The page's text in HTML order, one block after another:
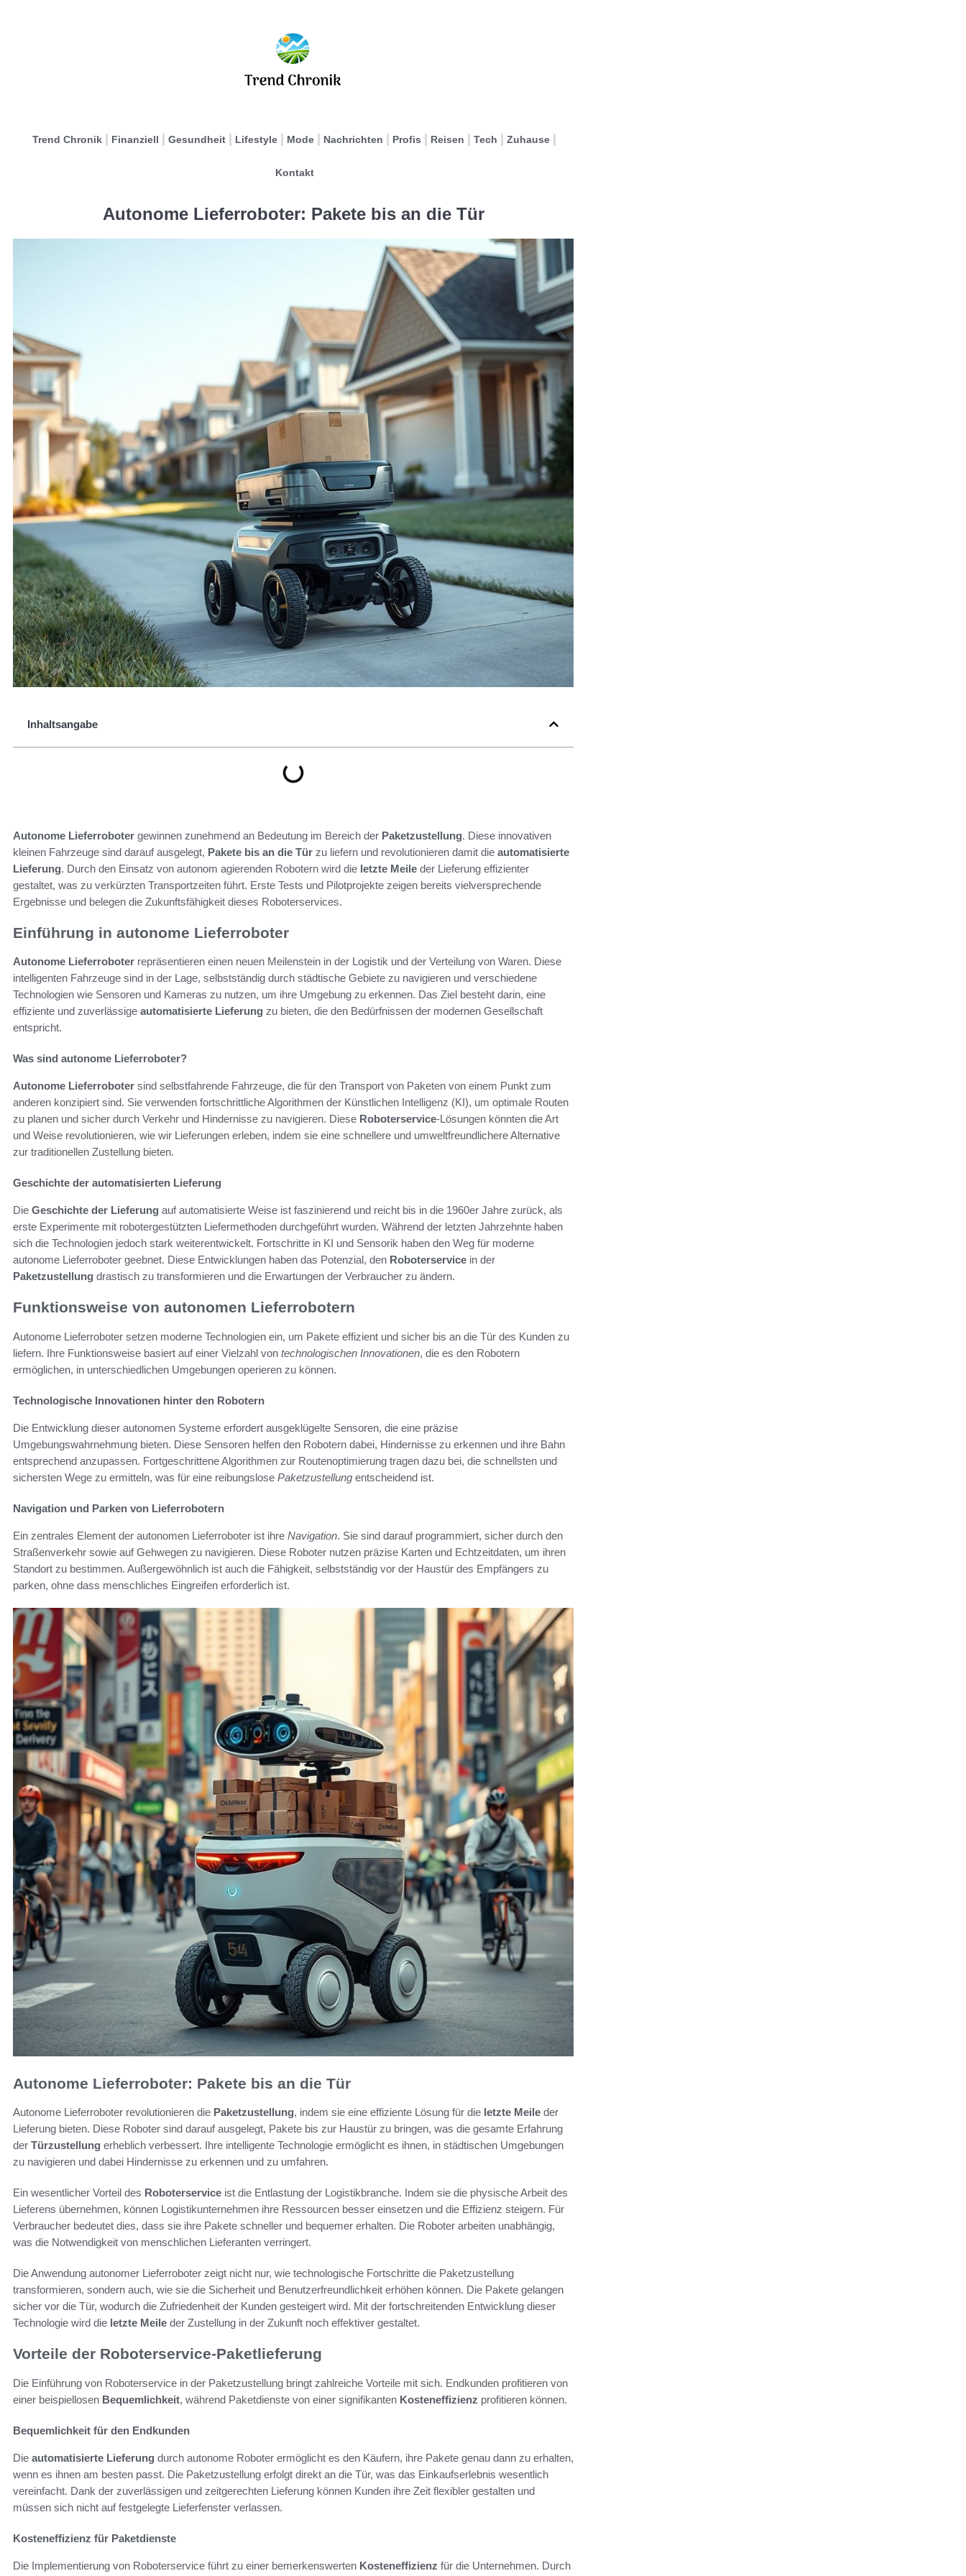
Trend Chronik Finanziell Gesundheit Lifestyle Mode Nachrichten Profis Reisen Tech Zuhause
Kontakt
Autonome Lieferroboter: Pakete bis an die Tür
Inhaltsangabe
Autonome Lieferroboter gewinnen zunehmend an Bedeutung im Bereich der Paketzustellung. Diese innovativen
kleinen Fahrzeuge sind darauf ausgelegt, Pakete bis an die Tür zu liefern und revolutionieren damit die automatisierte
Lieferung. Durch den Einsatz von autonom agierenden Robotern wird die letzte Meile der Lieferung effizienter
gestaltet, was zu verkürzten Transportzeiten führt. Erste Tests und Pilotprojekte zeigen bereits vielversprechende
Ergebnisse und belegen die Zukunftsfähigkeit dieses Roboterservices.
Einführung in autonome Lieferroboter
Autonome Lieferroboter repräsentieren einen neuen Meilenstein in der Logistik und der Verteilung von Waren. Diese
intelligenten Fahrzeuge sind in der Lage, selbstständig durch städtische Gebiete zu navigieren und verschiedene
Technologien wie Sensoren und Kameras zu nutzen, um ihre Umgebung zu erkennen. Das Ziel besteht darin, eine
effiziente und zuverlässige automatisierte Lieferung zu bieten, die den Bedürfnissen der modernen Gesellschaft
entspricht.
Was sind autonome Lieferroboter?
Autonome Lieferroboter sind selbstfahrende Fahrzeuge, die für den Transport von Paketen von einem Punkt zum
anderen konzipiert sind. Sie verwenden fortschrittliche Algorithmen der Künstlichen Intelligenz (KI), um optimale Routen
zu planen und sicher durch Verkehr und Hindernisse zu navigieren. Diese Roboterservice-Lösungen könnten die Art
und Weise revolutionieren, wie wir Lieferungen erleben, indem sie eine schnellere und umweltfreundlichere Alternative
zur traditionellen Zustellung bieten.
Geschichte der automatisierten Lieferung
Die Geschichte der Lieferung auf automatisierte Weise ist faszinierend und reicht bis in die 1960er Jahre zurück, als
erste Experimente mit robotergestützten Liefermethoden durchgeführt wurden. Während der letzten Jahrzehnte haben
sich die Technologien jedoch stark weiterentwickelt. Fortschritte in KI und Sensorik haben den Weg für moderne
autonome Lieferroboter geebnet. Diese Entwicklungen haben das Potenzial, den Roboterservice in der
Paketzustellung drastisch zu transformieren und die Erwartungen der Verbraucher zu ändern.
Funktionsweise von autonomen Lieferrobotern
Autonome Lieferroboter setzen moderne Technologien ein, um Pakete effizient und sicher bis an die Tür des Kunden zu
liefern. Ihre Funktionsweise basiert auf einer Vielzahl von technologischen Innovationen, die es den Robotern
ermöglichen, in unterschiedlichen Umgebungen operieren zu können.
Technologische Innovationen hinter den Robotern
Die Entwicklung dieser autonomen Systeme erfordert ausgeklügelte Sensoren, die eine präzise
Umgebungswahrnehmung bieten. Diese Sensoren helfen den Robotern dabei, Hindernisse zu erkennen und ihre Bahn
entsprechend anzupassen. Fortgeschrittene Algorithmen zur Routenoptimierung tragen dazu bei, die schnellsten und
sichersten Wege zu ermitteln, was für eine reibungslose Paketzustellung entscheidend ist.
Navigation und Parken von Lieferrobotern
Ein zentrales Element der autonomen Lieferroboter ist ihre Navigation. Sie sind darauf programmiert, sicher durch den
Straßenverkehr sowie auf Gehwegen zu navigieren. Diese Roboter nutzen präzise Karten und Echtzeitdaten, um ihren
Standort zu bestimmen. Außergewöhnlich ist auch die Fähigkeit, selbstständig vor der Haustür des Empfängers zu
parken, ohne dass menschliches Eingreifen erforderlich ist.
Autonome Lieferroboter: Pakete bis an die Tür
Autonome Lieferroboter revolutionieren die Paketzustellung, indem sie eine effiziente Lösung für die letzte Meile der
Lieferung bieten. Diese Roboter sind darauf ausgelegt, Pakete bis zur Haustür zu bringen, was die gesamte Erfahrung
der Türzustellung erheblich verbessert. Ihre intelligente Technologie ermöglicht es ihnen, in städtischen Umgebungen
zu navigieren und dabei Hindernisse zu erkennen und zu umfahren.
Ein wesentlicher Vorteil des Roboterservice ist die Entlastung der Logistikbranche. Indem sie die physische Arbeit des
Lieferens übernehmen, können Logistikunternehmen ihre Ressourcen besser einsetzen und die Effizienz steigern. Für
Verbraucher bedeutet dies, dass sie ihre Pakete schneller und bequemer erhalten. Die Roboter arbeiten unabhängig,
was die Notwendigkeit von menschlichen Lieferanten verringert.
Die Anwendung autonomer Lieferroboter zeigt nicht nur, wie technologische Fortschritte die Paketzustellung
transformieren, sondern auch, wie sie die Sicherheit und Benutzerfreundlichkeit erhöhen können. Die Pakete gelangen
sicher vor die Tür, wodurch die Zufriedenheit der Kunden gesteigert wird. Mit der fortschreitenden Entwicklung dieser
Technologie wird die letzte Meile der Zustellung in der Zukunft noch effektiver gestaltet.
Vorteile der Roboterservice-Paketlieferung
Die Einführung von Roboterservice in der Paketzustellung bringt zahlreiche Vorteile mit sich. Endkunden profitieren von
einer beispiellosen Bequemlichkeit, während Paketdienste von einer signifikanten Kosteneffizienz profitieren können.
Bequemlichkeit für den Endkunden
Die automatisierte Lieferung durch autonome Roboter ermöglicht es den Käufern, ihre Pakete genau dann zu erhalten,
wenn es ihnen am besten passt. Die Paketzustellung erfolgt direkt an die Tür, was das Einkaufserlebnis wesentlich
vereinfacht. Dank der zuverlässigen und zeitgerechten Lieferung können Kunden ihre Zeit flexibler gestalten und
müssen sich nicht auf festgelegte Lieferfenster verlassen.
Kosteneffizienz für Paketdienste
Die Implementierung von Roboterservice führt zu einer bemerkenswerten Kosteneffizienz für die Unternehmen. Durch